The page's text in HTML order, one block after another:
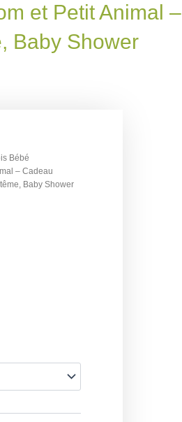
et Petit Animal –
Baby Shower
Bébé
– Cadeau
Baby Shower